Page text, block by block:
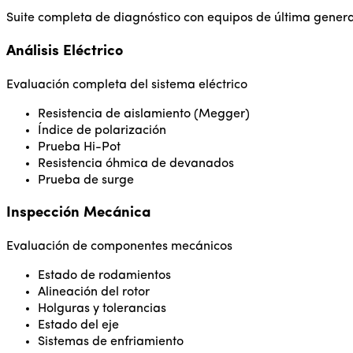
Suite completa de diagnóstico con equipos de última
Análisis Eléctrico
Evaluación completa del sistema eléctrico
Resistencia de aislamiento (Megger)
Índice de polarización
Prueba Hi-Pot
Resistencia óhmica de devanados
Prueba de surge
Inspección Mecánica
Evaluación de componentes mecánicos
Estado de rodamientos
Alineación del rotor
Holguras y tolerancias
Estado del eje
Sistemas de enfriamiento